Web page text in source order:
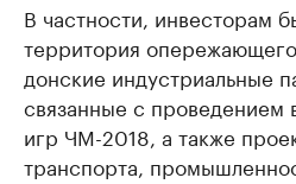
В частности, инвесторам
территория опережающего
донские индустриальные
связанные с проведением
игр ЧМ-2018, а также
транспорта,